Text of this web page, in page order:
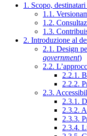
1. Scopo,
1.1.
1.2.
1.3.
2. Introduzione al
2.1. Design
government)
2.2.
2.2.1.
2.2.2.
2.3.
2.3.1.
2.3.2.
2.3.3.
2.3.4.